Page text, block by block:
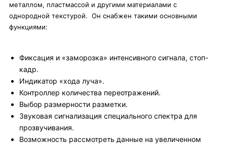
металлом, пластмассой и другими материалами с
однородной текстурой. Он снабжен такими основными
функциями:
Фиксация и «заморозка» интенсивного сигнала, стоп-
кадр.
Индикатор «хода луча».
Контроллер количества переотражений.
Выбор размерности разметки.
Звуковая сигнализация специального спектра для
прозвучивания.
Возможность рассмотреть данные на увеличенном